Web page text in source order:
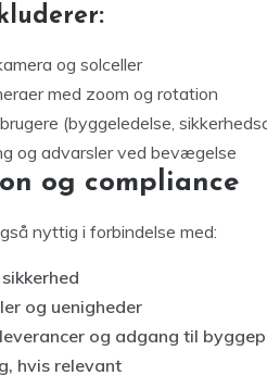
og solceller
med zoom og rotation
(byggeledelse,
og advarsler ved bevægelse
og compliance
nyttig i forbindelse med:
og uenigheder
og adgang til
hvis relevant